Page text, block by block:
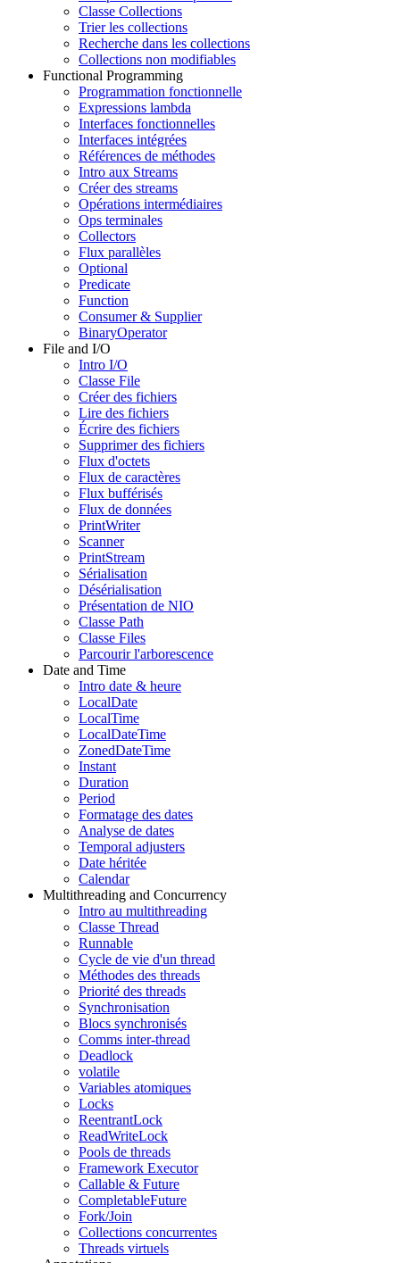
Classe Collections
Trier les collections
Recherche dans les collections
Collections non modifiables
Functional Programming
Programmation fonctionnelle
Expressions lambda
Interfaces fonctionnelles
Interfaces intégrées
Références de méthodes
Intro aux Streams
Créer des streams
Opérations intermédiaires
Ops terminales
Collectors
Flux parallèles
Optional
Predicate
Function
Consumer & Supplier
BinaryOperator
File and I/O
Intro I/O
Classe File
Créer des fichiers
Lire des fichiers
Écrire des fichiers
Supprimer des fichiers
Flux d'octets
Flux de caractères
Flux bufférisés
Flux de données
PrintWriter
Scanner
PrintStream
Sérialisation
Désérialisation
Présentation de NIO
Classe Path
Classe Files
Parcourir l'arborescence
Date and Time
Intro date & heure
LocalDate
LocalTime
LocalDateTime
ZonedDateTime
Instant
Duration
Period
Formatage des dates
Analyse de dates
Temporal adjusters
Date héritée
Calendar
Multithreading and Concurrency
Intro au multithreading
Classe Thread
Runnable
Cycle de vie d'un thread
Méthodes des threads
Priorité des threads
Synchronisation
Blocs synchronisés
Comms inter-thread
Deadlock
volatile
Variables atomiques
Locks
ReentrantLock
ReadWriteLock
Pools de threads
Framework Executor
Callable & Future
CompletableFuture
Fork/Join
Collections concurrentes
Threads virtuels